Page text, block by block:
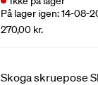
På lager igen: 14-08-
270,00 kr.
Skoga skruepose